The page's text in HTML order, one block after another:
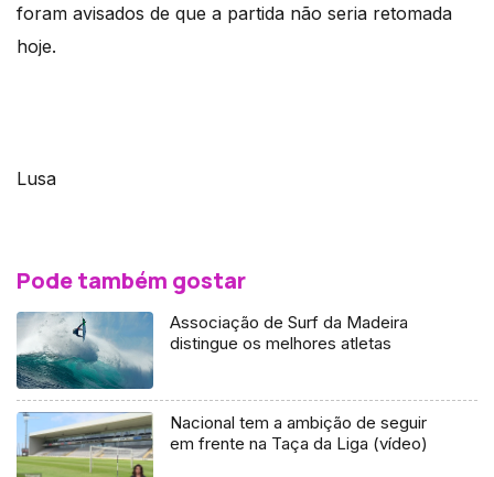
foram avisados de que a partida não seria retomada
hoje.
Lusa
Pode também gostar
Associação de Surf da Madeira
distingue os melhores atletas
Nacional tem a ambição de seguir
em frente na Taça da Liga (vídeo)